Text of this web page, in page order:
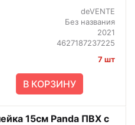
deVENTE
Без названия
2021
4627187237225
7 шт
В КОРЗИНУ
15см Panda ПВХ с